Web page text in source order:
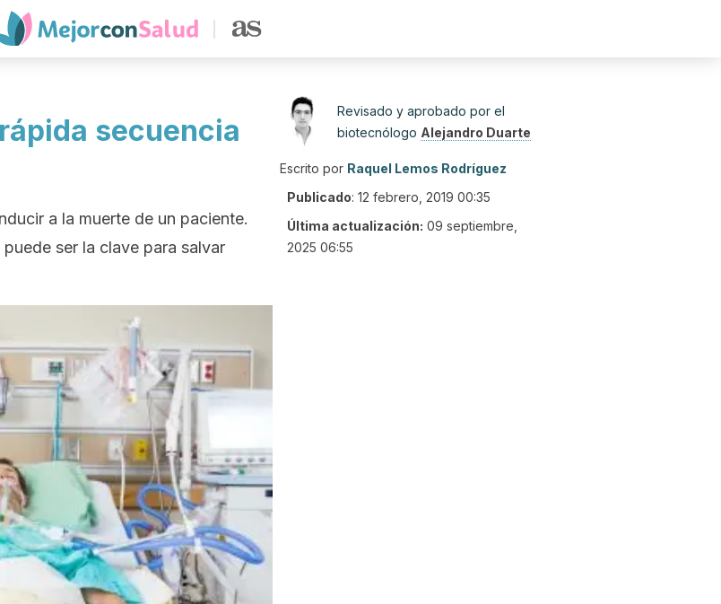
secuencia
a la muerte de un paciente.
ser la clave para salvar
Revisado y aprobado por el
biotecnólogo Alejandro Duarte
Escrito por Raquel Lemos Rodríguez
Publicado: 12 febrero, 2019 00:35
Última actualización: 09 septiembre,
2025 06:55